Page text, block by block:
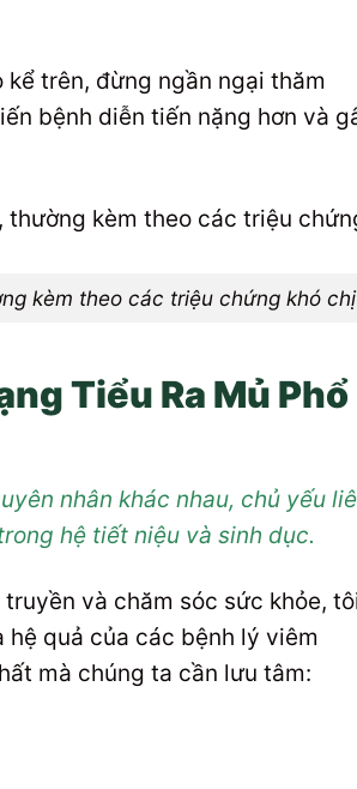
trên, đừng ngần ngại thăm
bệnh diễn tiến nặng hơn và
kèm theo các triệu chứng khó
Tiểu Ra Mủ Phổ
nhân khác nhau, chủ yếu
hệ tiết niệu và sinh dục.
và chăm sóc sức khỏe,
hệ quả của các bệnh lý viêm
mà chúng ta cần lưu tâm: